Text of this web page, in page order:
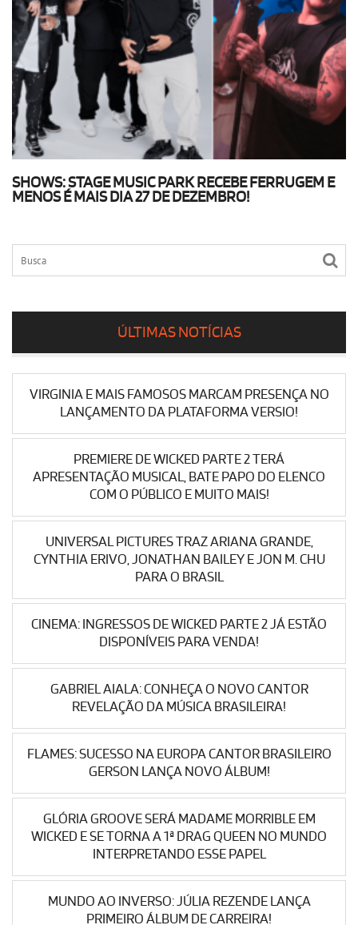
SHOWS: STAGE MUSIC PARK RECEBE FERRUGEM E
MENOS É MAIS DIA 27 DE DEZEMBRO!
ÚLTIMAS NOTÍCIAS
VIRGINIA E MAIS FAMOSOS MARCAM PRESENÇA NO
LANÇAMENTO DA PLATAFORMA VERSIO!
PREMIERE DE WICKED PARTE 2 TERÁ
APRESENTAÇÃO MUSICAL, BATE PAPO DO ELENCO
COM O PÚBLICO E MUITO MAIS!
UNIVERSAL PICTURES TRAZ ARIANA GRANDE,
CYNTHIA ERIVO, JONATHAN BAILEY E JON M. CHU
PARA O BRASIL
CINEMA: INGRESSOS DE WICKED PARTE 2 JÁ ESTÃO
DISPONÍVEIS PARA VENDA!
GABRIEL AIALA: CONHEÇA O NOVO CANTOR
REVELAÇÃO DA MÚSICA BRASILEIRA!
FLAMES: SUCESSO NA EUROPA CANTOR BRASILEIRO
GERSON LANÇA NOVO ÁLBUM!
GLÓRIA GROOVE SERÁ MADAME MORRIBLE EM
WICKED E SE TORNA A 1ª DRAG QUEEN NO MUNDO
INTERPRETANDO ESSE PAPEL
MUNDO AO INVERSO: JÚLIA REZENDE LANÇA
PRIMEIRO ÁLBUM DE CARREIRA!